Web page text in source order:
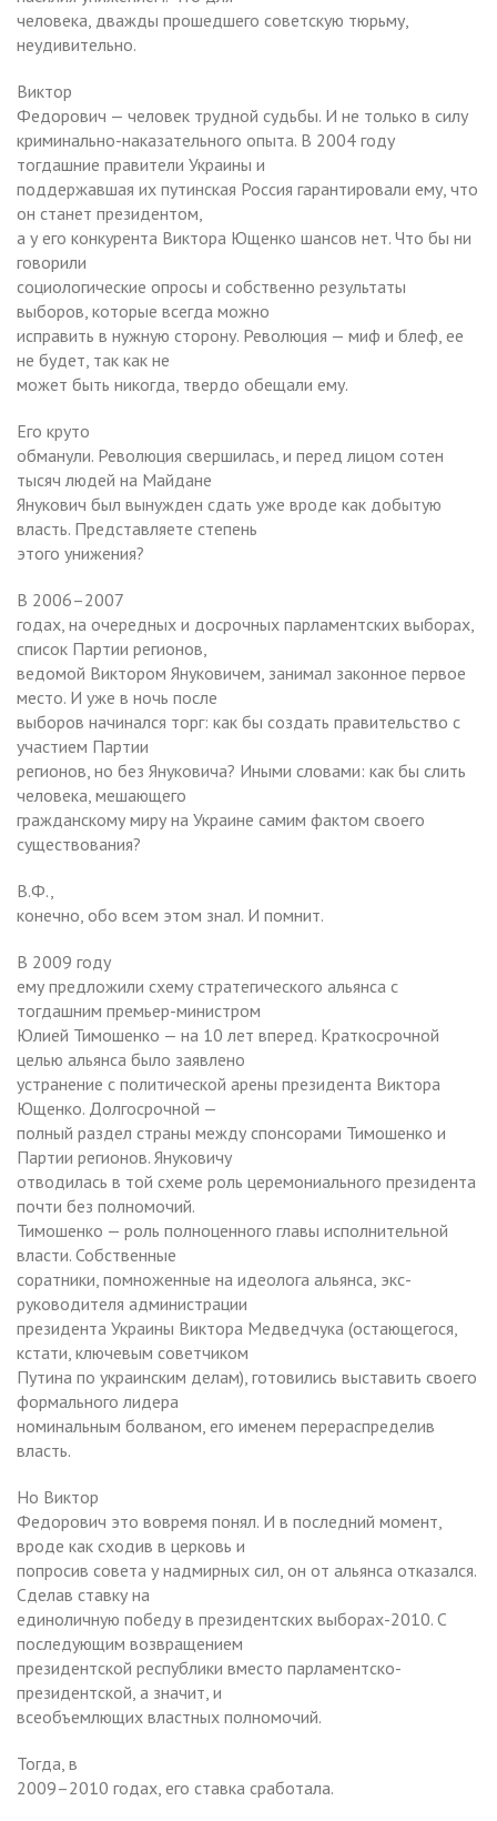
человека, дважды прошедшего советскую тюрьму,
неудивительно.
Виктор
Федорович — человек трудной судьбы. И не только в силу
криминально-наказательного опыта. В 2004 году
тогдашние правители Украины и
поддержавшая их путинская Россия гарантировали ему, что
он станет президентом,
а у его конкурента Виктора Ющенко шансов нет. Что бы ни
говорили
социологические опросы и собственно результаты
выборов, которые всегда можно
исправить в нужную сторону. Революция — миф и блеф, ее
не будет, так как не
может быть никогда, твердо обещали ему.
Его круто
обманули. Революция свершилась, и перед лицом сотен
тысяч людей на Майдане
Янукович был вынужден сдать уже вроде как добытую
власть. Представляете степень
этого унижения?
В 2006–2007
годах, на очередных и досрочных парламентских выборах,
список Партии регионов,
ведомой Виктором Януковичем, занимал законное первое
место. И уже в ночь после
выборов начинался торг: как бы создать правительство с
участием Партии
регионов, но без Януковича? Иными словами: как бы слить
человека, мешающего
гражданскому миру на Украине самим фактом своего
существования?
В.Ф.,
конечно, обо всем этом знал. И помнит.
В 2009 году
ему предложили схему стратегического альянса с
тогдашним премьер-министром
Юлией Тимошенко — на 10 лет вперед. Краткосрочной
целью альянса было заявлено
устранение с политической арены президента Виктора
Ющенко. Долгосрочной —
полный раздел страны между спонсорами Тимошенко и
Партии регионов. Януковичу
отводилась в той схеме роль церемониального президента
почти без полномочий.
Тимошенко — роль полноценного главы исполнительной
власти. Собственные
соратники, помноженные на идеолога альянса, экс-
руководителя администрации
президента Украины Виктора Медведчука (остающегося,
кстати, ключевым советчиком
Путина по украинским делам), готовились выставить своего
формального лидера
номинальным болваном, его именем перераспределив
власть.
Но Виктор
Федорович это вовремя понял. И в последний момент,
вроде как сходив в церковь и
попросив совета у надмирных сил, он от альянса отказался.
Сделав ставку на
единоличную победу в президентских выборах-2010. С
последующим возвращением
президентской республики вместо парламентско-
президентской, а значит, и
всеобъемлющих властных полномочий.
Тогда, в
2009–2010 годах, его ставка сработала.